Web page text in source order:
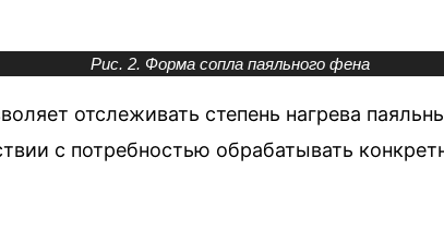
Рис. 2. Форма сопла паяльного фена
отслеживать степень нагрева
с потребностью обрабатывать